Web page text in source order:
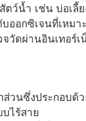
ตว์น้ำ เช่น บ่อเ
บออกซิเจนที่เหม
วัดผ่านอินเทอร์
วนซึ่งประกอบด้
ไร้สาย